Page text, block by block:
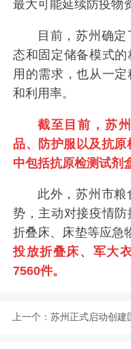
最大可能延续防疫物
目前，苏州确
态和固定储备模式
用的需求，也从一
和利用率。
截至目前，苏
品、防护服以及抗
中包括抗原检测试剂
此外，苏州市
势，主动对接疫情防
折叠床、床垫等应急
投放折叠床、军大
7560件。
上一个： 苏州正式启动创建